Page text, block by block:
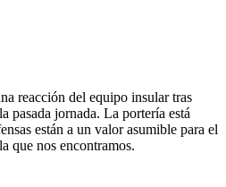
reacción del equipo insular tras
pasada jornada. La portería está
están a un valor asumible para el
que nos encontramos.